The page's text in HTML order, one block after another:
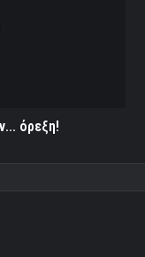
όρεξη!